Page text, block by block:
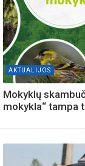
AKTUALIJOS
Mokyklų
mokykla“ tampa